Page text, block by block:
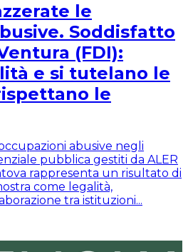
le
Soddisfatto
(FDI):
e si tutelano le
le
abusive negli
pubblica gestiti da ALER
rappresenta un risultato di
come legalità,
tra istituzioni...